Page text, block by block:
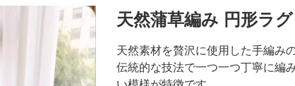
天然蒲草編み 円形ラグ
天然素材を贅沢に使用した手編み
伝統的な技法で一つ一つ丁寧に編